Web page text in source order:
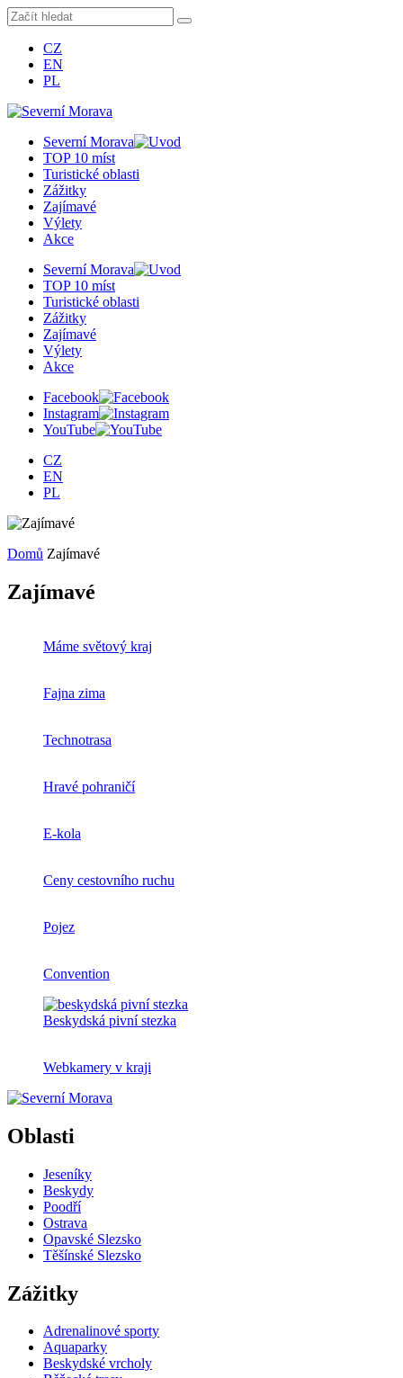
CZ
EN
PL
Severní Morava
TOP 10 míst
Turistické oblasti
Zážitky
Zajímavé
Výlety
Akce
Severní Morava
TOP 10 míst
Turistické oblasti
Zážitky
Zajímavé
Výlety
Akce
Facebook
Instagram
YouTube
CZ
EN
PL
Domů Zajímavé
Zajímavé
Máme světový kraj
Fajna zima
Technotrasa
Hravé pohraničí
E-kola
Ceny cestovního ruchu
Pojez
Convention
Beskydská pivní stezka
Webkamery v kraji
Oblasti
Jeseníky
Beskydy
Poodří
Ostrava
Opavské Slezsko
Těšínské Slezsko
Zážitky
Adrenalinové sporty
Aquaparky
Beskydské vrcholy